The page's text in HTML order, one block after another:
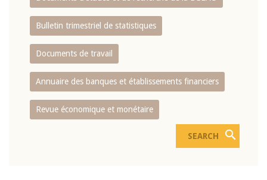
Bulletin trimestriel de statistiques
Documents de travail
Annuaire des banques et établissements financiers
Revue économique et monétaire